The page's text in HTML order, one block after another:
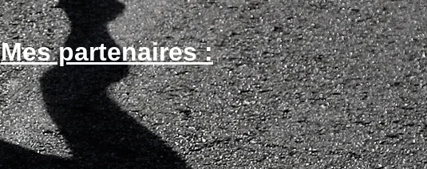
Mes partenaires :